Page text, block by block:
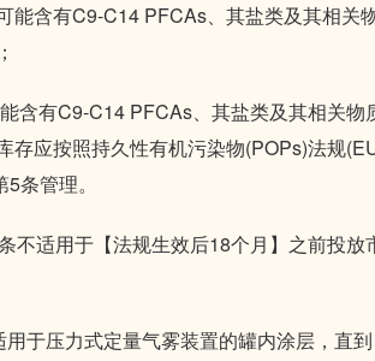
能含有C9-C14 PFCAs、其盐类及其相关
含有C9-C14 PFCAs、其盐类及其相关物
存应按照持久性有机污染物(POPs)法规
条管理。
不适用于【法规生效后18个月】之前投放
用于压力式定量气雾装置的罐内涂层，直到